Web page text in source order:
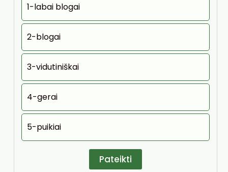
1-labai blogai
2-blogai
3-vidutiniškai
4-gerai
5-puikiai